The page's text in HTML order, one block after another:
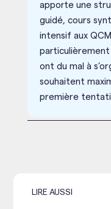
apporte une
guidé, cours
intensif aux
ont du mal à
souhaitent
première
LIRE AUSSI